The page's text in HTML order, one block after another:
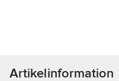
Artikelinformation